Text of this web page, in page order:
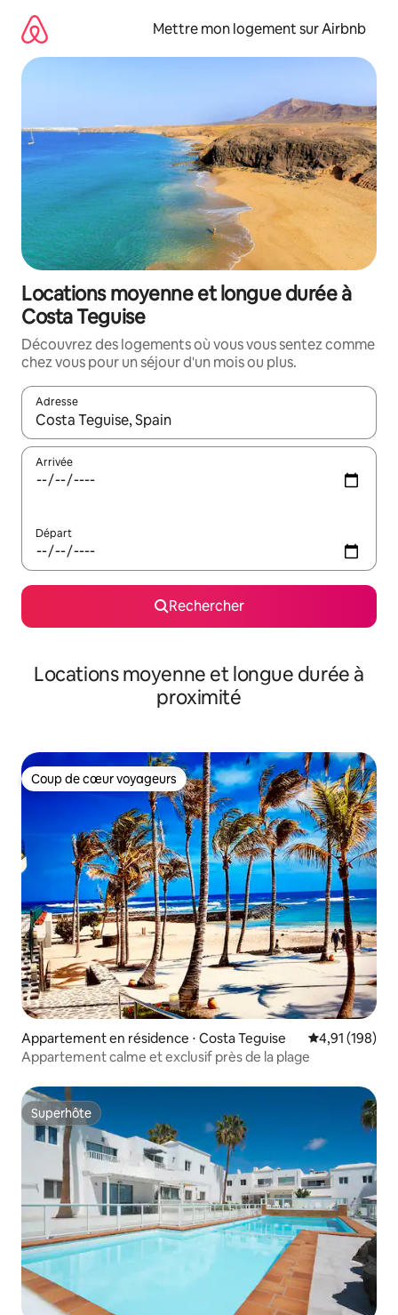
directement
contenu
Mettre mon logement sur Airbnb
Locations moyenne et longue durée à
Costa Teguise
Découvrez des logements où vous vous sentez comme
chez vous pour un séjour d'un mois ou plus.
Adresse
Lorsque les résultats s'affichent, utilisez les flèches vers le
Arrivée
Départ
Rechercher
Locations moyenne et longue durée à
proximité
Coup de cœur voyageurs
Coup de cœur voyageurs
Appartement en résidence ⋅ Costa Teguise Évaluation
4,91 (198)
Appartement calme et exclusif près de la plage
Superhôte
Superhôte